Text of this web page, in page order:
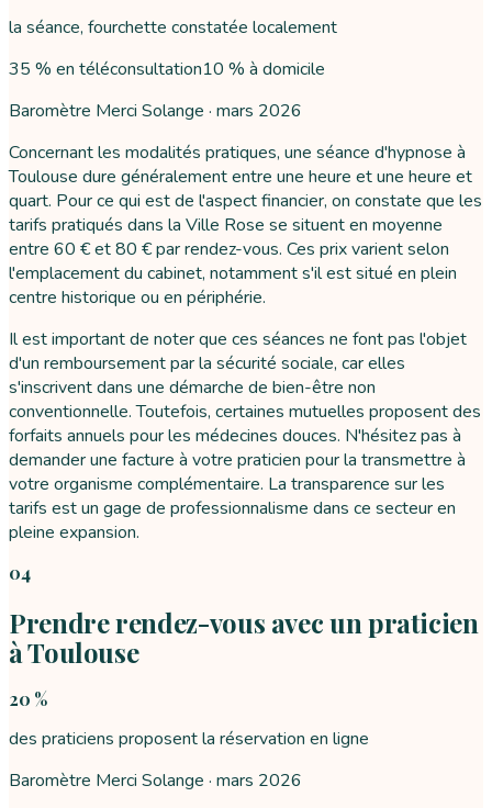
la séance, fourchette constatée localement
35 % en téléconsultation10 % à domicile
Baromètre Merci Solange · mars 2026
Concernant les modalités pratiques, une séance d'hypnose à
Toulouse dure généralement entre une heure et une heure et
quart. Pour ce qui est de l'aspect financier, on constate que les
tarifs pratiqués dans la Ville Rose se situent en moyenne
entre 60 € et 80 € par rendez-vous. Ces prix varient selon
l'emplacement du cabinet, notamment s'il est situé en plein
centre historique ou en périphérie.
Il est important de noter que ces séances ne font pas l'objet
d'un remboursement par la sécurité sociale, car elles
s'inscrivent dans une démarche de bien-être non
conventionnelle. Toutefois, certaines mutuelles proposent des
forfaits annuels pour les médecines douces. N'hésitez pas à
demander une facture à votre praticien pour la transmettre à
votre organisme complémentaire. La transparence sur les
tarifs est un gage de professionnalisme dans ce secteur en
pleine expansion.
04
Prendre rendez-vous avec un praticien
à Toulouse
20 %
des praticiens proposent la réservation en ligne
Baromètre Merci Solange · mars 2026